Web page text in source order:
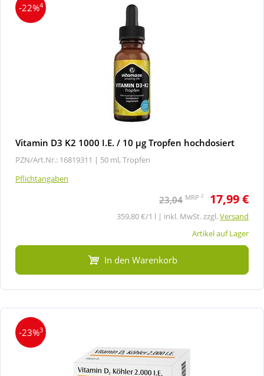
-22%4
Vitamin D3 K2 1000 I.E. / 10 µg Tropfen hochdosiert
PZN/Art.Nr.: 16819311 | 50 ml, Tropfen
Pflichtangaben
23,04 MRP 2 17,99 €
359,80 €/1 l | inkl. MwSt. zzgl.Versand
Artikel auf Lager
In den Warenkorb
-23%3